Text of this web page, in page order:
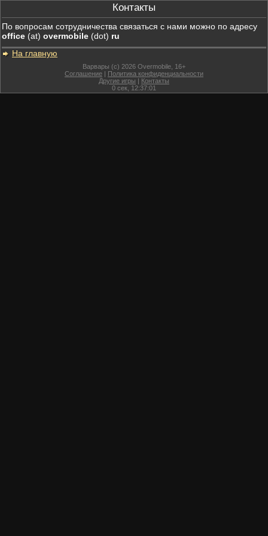
Контакты
По вопросам сотрудничества связаться с нами можно по адресу
office (at) overmobile (dot) ru
На главную
Варвары (c) 2026 Overmobile, 16+
Соглашение | Политика конфиденциальности
Другие игры | Контакты
0 сек, 12:37:01